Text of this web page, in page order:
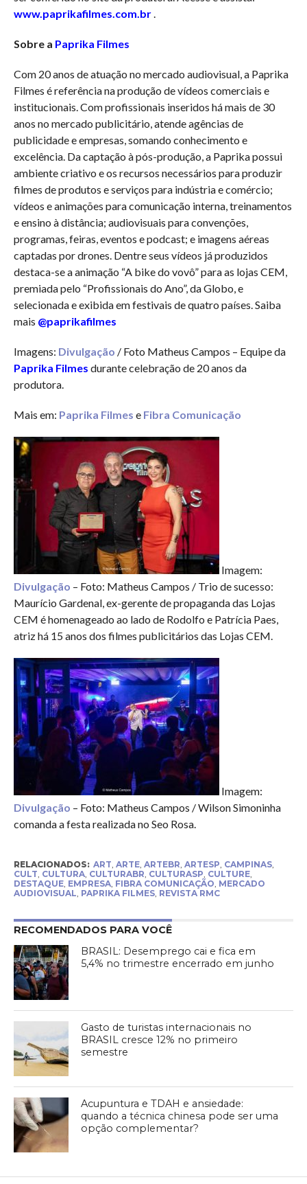
www.paprikafilmes.com.br.
Sobre a Paprika Filmes
Com 20 anos de atuação no mercado audiovisual, a Paprika
Filmes é referência na produção de vídeos comerciais e
institucionais. Com profissionais inseridos há mais de 30
anos no mercado publicitário, atende agências de
publicidade e empresas, somando conhecimento e
excelência. Da captação à pós-produção, a Paprika possui
ambiente criativo e os recursos necessários para produzir
filmes de produtos e serviços para indústria e comércio;
vídeos e animações para comunicação interna, treinamentos
e ensino à distância; audiovisuais para convenções,
programas, feiras, eventos e podcast; e imagens aéreas
captadas por drones. Dentre seus vídeos já produzidos
destaca-se a animação “A bike do vovô” para as lojas CEM,
premiada pelo “Profissionais do Ano”, da Globo, e
selecionada e exibida em festivais de quatro países. Saiba
mais @paprikafilmes
Imagens: Divulgação / Foto Matheus Campos – Equipe da
Paprika Filmes durante celebração de 20 anos da
produtora.
Mais em: Paprika Filmes e Fibra Comunicação
Imagem:
Divulgação – Foto: Matheus Campos / Trio de sucesso:
Maurício Gardenal, ex-gerente de propaganda das Lojas
CEM é homenageado ao lado de Rodolfo e Patrícia Paes,
atriz há 15 anos dos filmes publicitários das Lojas CEM.
Imagem:
Divulgação – Foto: Matheus Campos / Wilson Simoninha
comanda a festa realizada no Seo Rosa.
RELACIONADOS: ART ARTE, ARTEBR ARTESP CAMPINAS,
CULT CULTURA, CULTURABR CULTURASP CULTURE,
DESTAQUE, EMPRESA, FIBRA COMUNICAÇÃO MERCADO
AUDIOVISUAL PAPRIKA FILMES, REVISTA RMC
RECOMENDADOS PARA VOCÊ
BRASIL: Desemprego cai e fica em
5,4% no trimestre encerrado em junho
Gasto de turistas internacionais no
BRASIL cresce 12% no primeiro
semestre
Acupuntura e TDAH e ansiedade:
quando a técnica chinesa pode ser uma
opção complementar?